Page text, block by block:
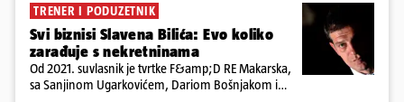
TRENER I PODUZETNIK
Svi biznisi Slavena Bilića: Evo koliko
zarađuje s nekretninama
Od 2021. suvlasnik je tvrtke F&amp;D RE Makarska,
sa Sanjinom Ugarkovićem, Dariom Bošnjakom i